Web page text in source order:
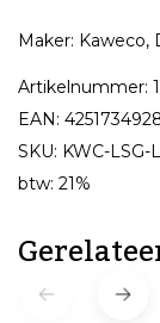
Maker: Kaweco,
Artikelnummer:
EAN:
SKU: KWC-LSG-
btw: 21%